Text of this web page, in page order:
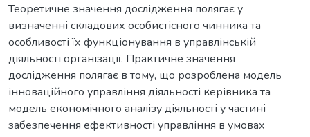
Теоретичне значення дослідження полягає у
визначенні складових особистісного чинника та
особливості їх функціонування в управлінській
діяльності організації. Практичне значення
дослідження полягає в тому, що розроблена модель
інноваційного управління діяльності керівника та
модель економічного аналізу діяльності у частині
забезпечення ефективності управління в умовах